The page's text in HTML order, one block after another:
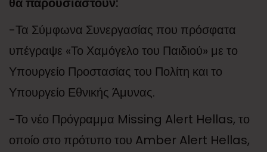
-Τα Σύμφωνα Συνεργασίας που πρόσφατα
υπέγραψε «Το Χαμόγελο του Παιδιού» με το
Υπουργείο Προστασίας του Πολίτη και το
Υπουργείο Εθνικής Άμυνας.
-Το νέο Πρόγραμμα Missing Alert Hellas, το
οποίο στο πρότυπο του Amber Alert Hellas,